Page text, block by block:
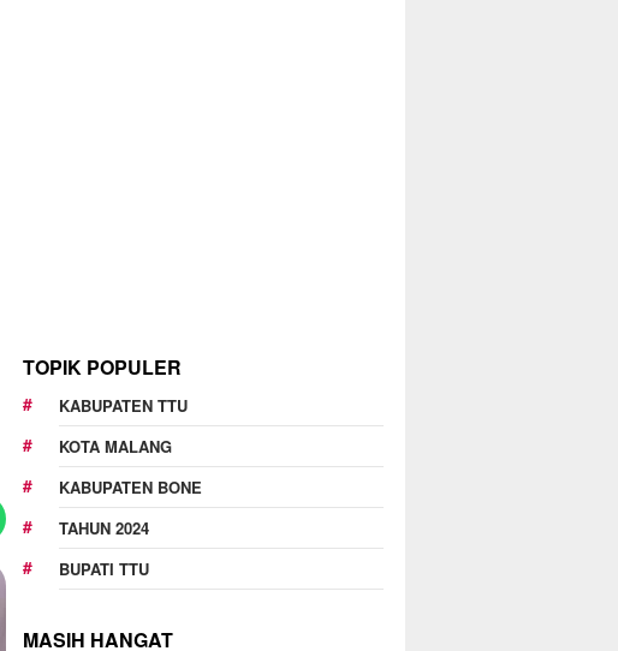
TOPIK POPULER
KABUPATEN TTU
KOTA MALANG
KABUPATEN BONE
TAHUN 2024
BUPATI TTU
MASIH HANGAT